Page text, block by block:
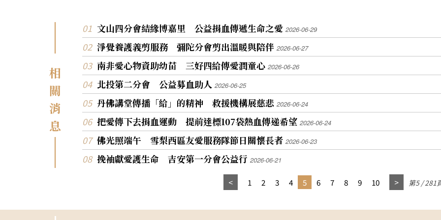
相
關
消
息
文山四分會結緣博嘉里 公益捐血傳遞生命之愛 2026-06-29
淨覺養護義剪服務 彌陀分會剪出溫暖與陪伴 2026-06-27
南非愛心物資助幼苗 三好四給傳愛潤童心 2026-06-26
北投第二分會 公益募血助人 2026-06-25
丹佛講堂傳播「給」的精神 救援機構展慈悲 2026-06-24
把愛傳下去捐血運動 提前達標107袋熱血傳递希望 2026-06-24
佛光照端午 雪梨西區友愛服務隊節日關懷長者 2026-06-23
挽袖獻愛護生命 吉安第一分會公益行 2026-06-21
1 2 3 4 5 6 7 8 9 10 第5 / 281